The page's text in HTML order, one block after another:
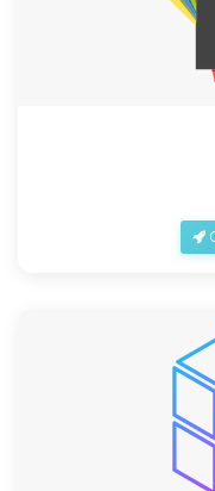
assistant
tu as
petits
06/08/